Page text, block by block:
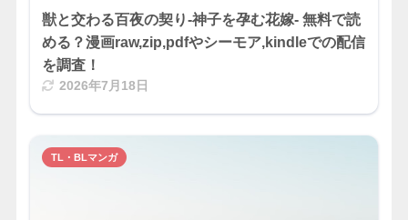
獣と交わる百夜の契り-神子を孕む花嫁- 無料で読
める？漫画raw,zip,pdfやシーモア,kindleでの配信
を調査！
2026年7月18日
TL・BLマンガ